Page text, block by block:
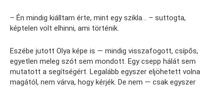
– Én mindig kiálltam érte, mint egy szikla… – suttogta,
képtelen volt elhinni, ami történik.
Eszébe jutott Olya képe is — mindig visszafogott, csípős,
egyetlen meleg szót sem mondott. Egy csepp hálát sem
mutatott a segítségért. Legalább egyszer eljöhetett volna
magától, nem várva, hogy kérjék. De nem — csak egyszer